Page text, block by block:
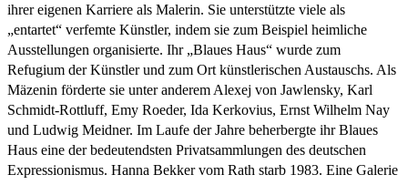
ihrer eigenen Karriere als Malerin. Sie unterstützte viele als
„entartet“ verfemte Künstler, indem sie zum Beispiel heimliche
Ausstellungen organisierte. Ihr „Blaues Haus“ wurde zum
Refugium der Künstler und zum Ort künstlerischen Austauschs. Als
Mäzenin förderte sie unter anderem Alexej von Jawlensky, Karl
Schmidt-Rottluff, Emy Roeder, Ida Kerkovius, Ernst Wilhelm Nay
und Ludwig Meidner. Im Laufe der Jahre beherbergte ihr Blaues
Haus eine der bedeutendsten Privatsammlungen des deutschen
Expressionismus. Hanna Bekker vom Rath starb 1983. Eine Galerie